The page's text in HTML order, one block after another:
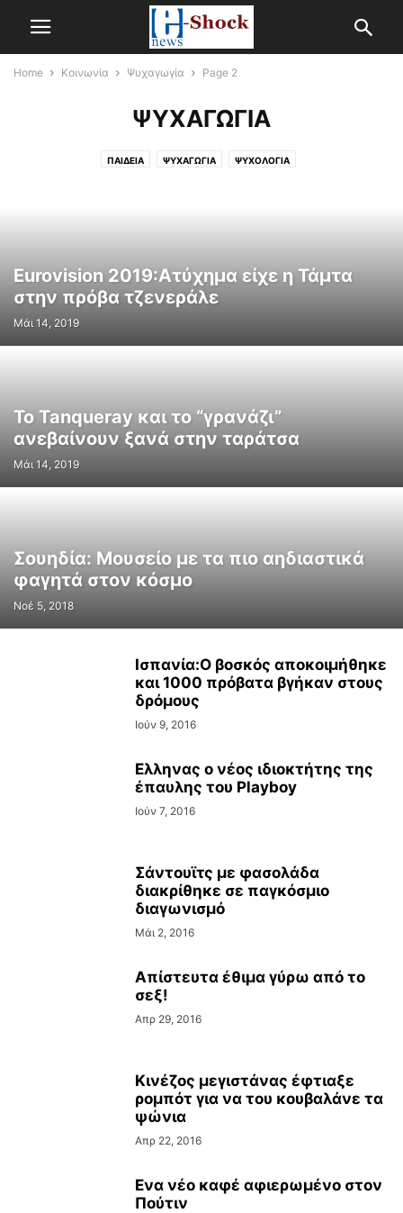
Home Κοινωνία Ψυχαγωγία Page 2
ΨΥΧΑΓΩΓΊΑ
ΠΑΙΔΕΊΑ ΨΥΧΑΓΩΓΊΑ ΨΥΧΟΛΟΓΊΑ
Eurovision 2019:Ατύχημα είχε η Τάμτα
στην πρόβα τζενεράλε
Μάι 14, 2019
Το Tanqueray και το “γρανάζι”
ανεβαίνουν ξανά στην ταράτσα
Μάι 14, 2019
Σουηδία: Μουσείο με τα πιο αηδιαστικά
φαγητά στον κόσμο
Νοέ 5, 2018
Ισπανία:Ο βοσκός αποκοιμήθηκε
και 1000 πρόβατα βγήκαν στους
δρόμους
Ιούν 9, 2016
Ελληνας ο νέος ιδιοκτήτης της
έπαυλης του Playboy
Ιούν 7, 2016
Σάντουϊτς με φασολάδα
διακρίθηκε σε παγκόσμιο
διαγωνισμό
Μάι 2, 2016
Aπίστευτα έθιμα γύρω από το
σεξ!
Απρ 29, 2016
Kινέζος μεγιστάνας έφτιαξε
ρομπότ για να του κουβαλάνε τα
ψώνια
Απρ 22, 2016
Ενα νέο καφέ αφιερωμένο στον
Πούτιν